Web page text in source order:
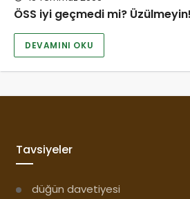
ÖSS iyi geçmedi mi? Üzülmeyin!
DEVAMINI OKU
Tavsiyeler
düğün davetiyesi